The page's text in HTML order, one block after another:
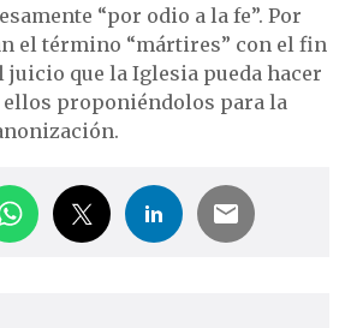
“por odio a la fe”. Por
el término “mártires” con el fin
juicio que la Iglesia pueda hacer
ellos proponiéndolos para la